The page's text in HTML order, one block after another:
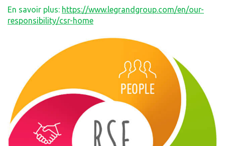
En savoir plus: https://www.legrandgroup.com/en/our-
responsibility/csr-home